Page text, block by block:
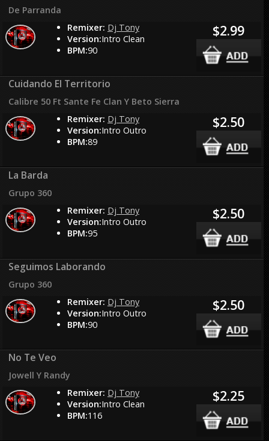
De Parranda
Remixer: Dj Tony
Version:Intro Clean
BPM:90
$2.99
Cuidando El Territorio
Calibre 50 Ft Sante Fe Clan Y Beto Sierra
Remixer: Dj Tony
Version:Intro Outro
BPM:89
$2.50
La Barda
Grupo 360
Remixer: Dj Tony
Version:Intro Outro
BPM:95
$2.50
Seguimos Laborando
Grupo 360
Remixer: Dj Tony
Version:Intro Outro
BPM:90
$2.50
No Te Veo
Jowell Y Randy
Remixer: Dj Tony
Version:Intro Clean
BPM:116
$2.25